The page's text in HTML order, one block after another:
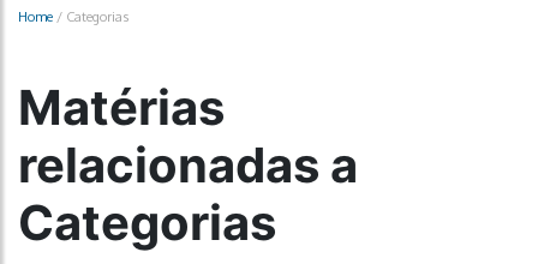
Home / Categorias
Matérias
relacionadas a
Categorias